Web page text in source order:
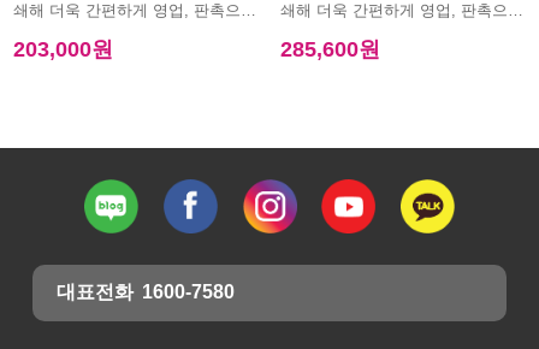
쇄해 더욱 간편하게 영업, 판촉으로
203,000원
쇄해 더욱 간편하게 영업, 판촉으로
285,600원
대표전화 1600-7580